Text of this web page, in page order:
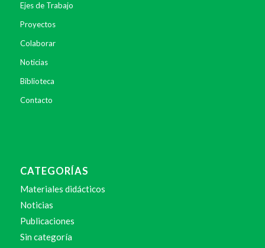
Ejes de Trabajo
Proyectos
Colaborar
Noticias
Biblioteca
Contacto
CATEGORÍAS
Materiales didácticos
Noticias
Publicaciones
Sin categoría